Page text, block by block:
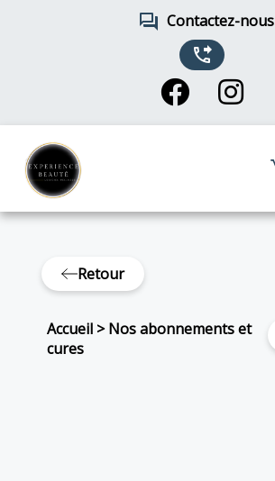
forum Contactez-nous
phone_forwarded
Retour
Accueil >Nos abonnements et
cures